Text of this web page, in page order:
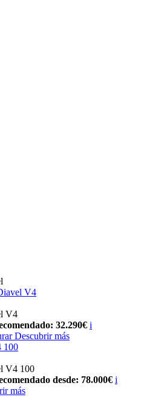
V4
V4
32.290€ i
Descubrir más
100
V4 100
desde: 78.000€ i
más